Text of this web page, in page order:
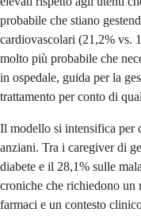
probabile che stiano
cardiovascolari (21,2% vs.
molto più probabile che
in ospedale, guida per la
trattamento per conto di
Il modello si intensifica per
anziani. Tra i caregiver di
diabete e il 28,1% sulle
croniche che richiedono un
farmaci e un contesto